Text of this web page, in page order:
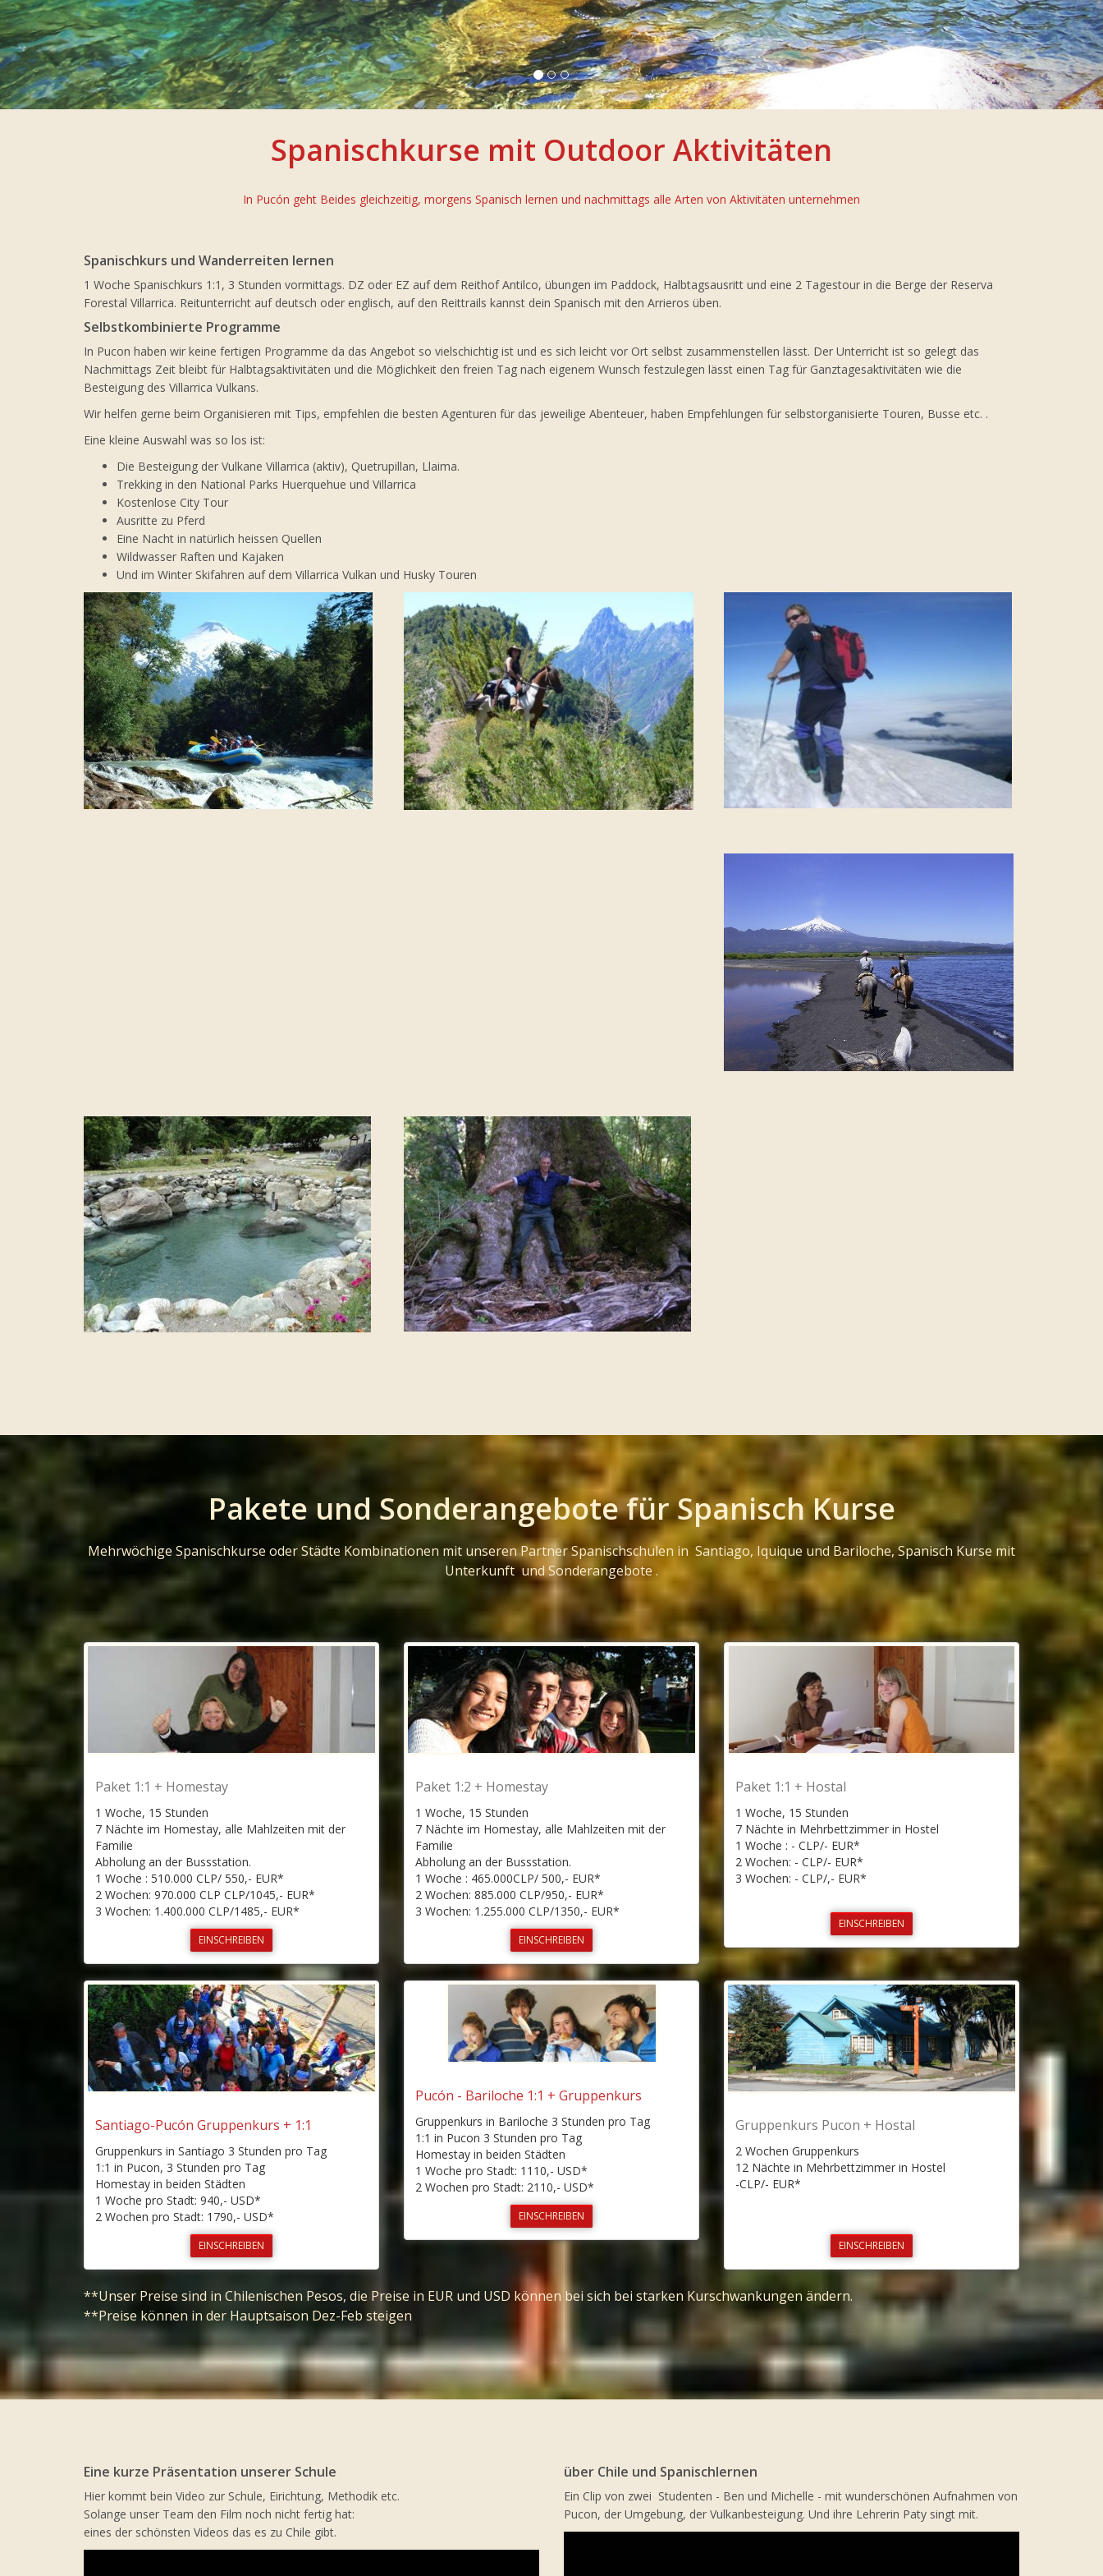
Spanischkurse mit Outdoor Aktivitäten
In Pucón geht Beides gleichzeitig, morgens Spanisch lernen und nachmittags alle Arten von Aktivitäten unternehmen
Spanischkurs und Wanderreiten lernen
1 Woche Spanischkurs 1:1, 3 Stunden vormittags. DZ oder EZ auf dem Reithof Antilco, übungen im Paddock, Halbtagsausritt und eine 2 Tagestour in die Berge der Reserva
Forestal Villarrica. Reitunterricht auf deutsch oder englisch, auf den Reittrails kannst dein Spanisch mit den Arrieros üben.
Selbstkombinierte Programme
In Pucon haben wir keine fertigen Programme da das Angebot so vielschichtig ist und es sich leicht vor Ort selbst zusammenstellen lässt. Der Unterricht ist so gelegt das
Nachmittags Zeit bleibt für Halbtagsaktivitäten und die Möglichkeit den freien Tag nach eigenem Wunsch festzulegen lässt einen Tag für Ganztagesaktivitäten wie die
Besteigung des Villarrica Vulkans.
Wir helfen gerne beim Organisieren mit Tips, empfehlen die besten Agenturen für das jeweilige Abenteuer, haben Empfehlungen für selbstorganisierte Touren, Busse etc. .
Eine kleine Auswahl was so los ist:
Die Besteigung der Vulkane Villarrica (aktiv), Quetrupillan, Llaima.
Trekking in den National Parks Huerquehue und Villarrica
Kostenlose City Tour
Ausritte zu Pferd
Eine Nacht in natürlich heissen Quellen
Wildwasser Raften und Kajaken
Und im Winter Skifahren auf dem Villarrica Vulkan und Husky Touren
Pakete und Sonderangebote für Spanisch Kurse
Mehrwöchige Spanischkurse oder Städte Kombinationen mit unseren Partner Spanischschulen in Santiago, Iquique und Bariloche, Spanisch Kurse mit
Unterkunft und Sonderangebote .
Paket 1:1 + Homestay
1 Woche, 15 Stunden
7 Nächte im Homestay, alle Mahlzeiten mit der
Familie
Abholung an der Bussstation.
1 Woche : 510.000 CLP/ 550,- EUR*
2 Wochen: 970.000 CLP CLP/1045,- EUR*
3 Wochen: 1.400.000 CLP/1485,- EUR*
EINSCHREIBEN
Paket 1:2 + Homestay
1 Woche, 15 Stunden
7 Nächte im Homestay, alle Mahlzeiten mit der
Familie
Abholung an der Bussstation.
1 Woche : 465.000CLP/ 500,- EUR*
2 Wochen: 885.000 CLP/950,- EUR*
3 Wochen: 1.255.000 CLP/1350,- EUR*
EINSCHREIBEN
Paket 1:1 + Hostal
1 Woche, 15 Stunden
7 Nächte in Mehrbettzimmer in Hostel
1 Woche : - CLP/- EUR*
2 Wochen: - CLP/- EUR*
3 Wochen: - CLP/,- EUR*
EINSCHREIBEN
Santiago-Pucón Gruppenkurs + 1:1
Gruppenkurs in Santiago 3 Stunden pro Tag
1:1 in Pucon, 3 Stunden pro Tag
Homestay in beiden Städten
1 Woche pro Stadt: 940,- USD*
2 Wochen pro Stadt: 1790,- USD*
EINSCHREIBEN
Pucón - Bariloche 1:1 + Gruppenkurs
Gruppenkurs in Bariloche 3 Stunden pro Tag
1:1 in Pucon 3 Stunden pro Tag
Homestay in beiden Städten
1 Woche pro Stadt: 1110,- USD*
2 Wochen pro Stadt: 2110,- USD*
EINSCHREIBEN
Gruppenkurs Pucon + Hostal
2 Wochen Gruppenkurs
12 Nächte in Mehrbettzimmer in Hostel
-CLP/- EUR*
EINSCHREIBEN
**Unser Preise sind in Chilenischen Pesos, die Preise in EUR und USD können bei sich bei starken Kurschwankungen ändern.
**Preise können in der Hauptsaison Dez-Feb steigen
Eine kurze Präsentation unserer Schule
Hier kommt bein Video zur Schule, Eirichtung, Methodik etc.
Solange unser Team den Film noch nicht fertig hat:
eines der schönsten Videos das es zu Chile gibt.
über Chile und Spanischlernen
Ein Clip von zwei Studenten - Ben und Michelle - mit wunderschönen Aufnahmen von
Pucon, der Umgebung, der Vulkanbesteigung. Und ihre Lehrerin Paty singt mit.